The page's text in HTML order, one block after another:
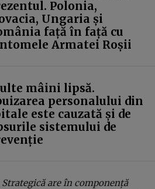
Polonia,
Ungaria și
față în față cu
Armatei Roșii
mâini lipsă.
personalului din
este cauzată și de
sistemului de
are în componență